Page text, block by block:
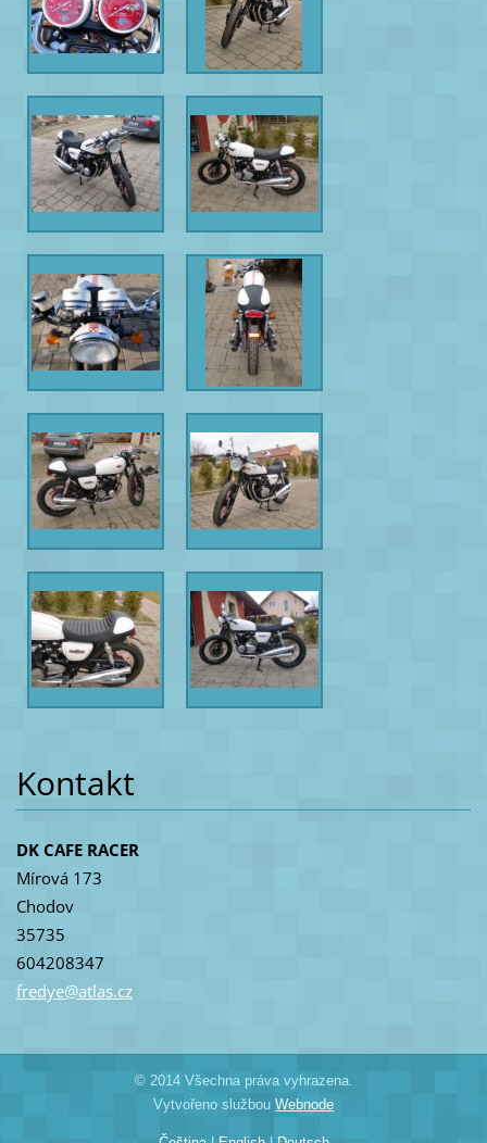
Kontakt
DK CAFE RACER
Mírová 173
Chodov
35735
604208347
fredye@atlas.cz
© 2014 Všechna práva vyhrazena.
Vytvořeno službou Webnode